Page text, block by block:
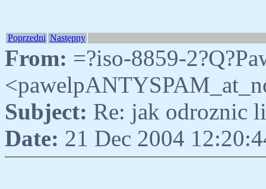
Poprzedni Następny
From: =?iso-8859-
Subject: Re: jak odroznic
Date: 21 Dec 2004